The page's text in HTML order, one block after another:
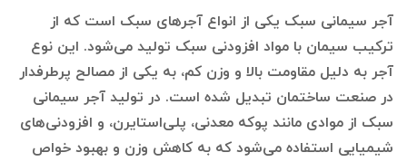
آجر سیمانی سبک یکی از انواع آجرهای سبک است که از
ترکیب سیمان با مواد افزودنی سبک تولید می‌شود. این نوع
آجر به دلیل مقاومت بالا و وزن کم، به یکی از مصالح پرطرفدار
در صنعت ساختمان تبدیل شده است. در تولید آجر سیمانی
سبک از موادی مانند پوکه معدنی، پلی‌استایرن، و افزودنی‌های
شیمیایی استفاده می‌شود که به کاهش وزن و بهبود خواص